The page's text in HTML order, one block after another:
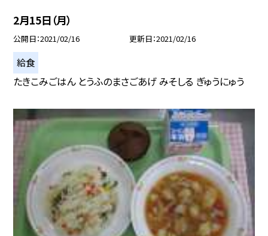
2月15日（月）
公開日 2021/02/16 更新日 2021/02/16
給食
たきこみごはん とうふのまさごあげ みそしる ぎゅうにゅう